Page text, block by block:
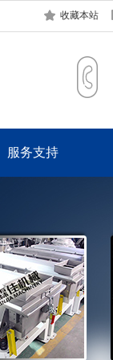
收藏本站
服务支持